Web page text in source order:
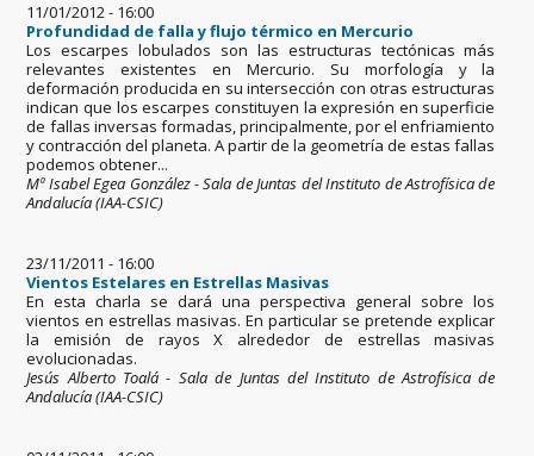
11/01/2012 - 16:00
Profundidad de falla y flujo térmico en Mercurio
Los escarpes lobulados son las estructuras tectónicas más
relevantes existentes en Mercurio. Su morfología y la
deformación producida en su intersección con otras estructuras
indican que los escarpes constituyen la expresión en superficie
de fallas inversas formadas, principalmente, por el enfriamiento
y contracción del planeta. A partir de la geometría de estas fallas
podemos obtener...
Mª Isabel Egea González - Sala de Juntas del Instituto de Astrofísica de
Andalucía (IAA-CSIC)
23/11/2011 - 16:00
Vientos Estelares en Estrellas Masivas
En esta charla se dará una perspectiva general sobre los
vientos en estrellas masivas. En particular se pretende explicar
la emisión de rayos X alrededor de estrellas masivas
evolucionadas.
Jesús Alberto Toalá - Sala de Juntas del Instituto de Astrofísica de
Andalucía (IAA-CSIC)